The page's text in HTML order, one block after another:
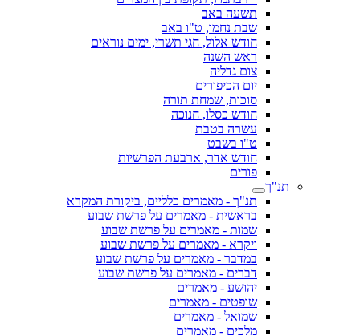
תשעה באב
שבת נחמו, ט"ו באב
חודש אלול, חגי תשרי, ימים נוראים
ראש השנה
צום גדליה
יום הכיפורים
סוכות, שמחת תורה
חודש כסלו, חנוכה
עשרה בטבת
ט"ו בשבט
חודש אדר, ארבעת הפרשיות
פורים
תנ"ך
תנ"ך - מאמרים כלליים, ביקורת המקרא
בראשית - מאמרים על פרשת שבוע
שמות - מאמרים על פרשת שבוע
ויקרא - מאמרים על פרשת שבוע
במדבר - מאמרים על פרשת שבוע
דברים - מאמרים על פרשת שבוע
יהושע - מאמרים
שופטים - מאמרים
שמואל - מאמרים
מלכים - מאמרים